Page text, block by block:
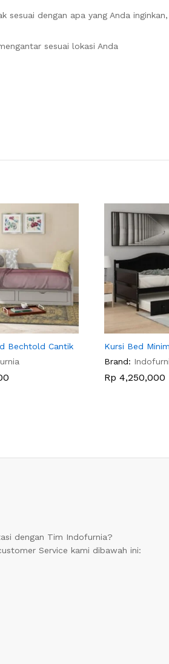
dengan apa yang Anda
sesuai lokasi Anda
Bechtold Cantik
Kursi Bed
Brand:
Rp 4,250,000
dengan Tim Indofurnia?
Service kami dibawah ini: